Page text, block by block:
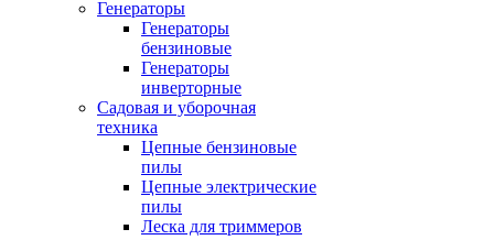
Генераторы
Генераторы
бензиновые
Генераторы
инверторные
Садовая и уборочная
техника
Цепные бензиновые
пилы
Цепные электрические
пилы
Леска для триммеров